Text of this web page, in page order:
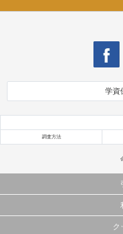
学資
調査方法
当サイトで公開されている情報（文
これらの情報を権利者の許可なく無
当サイトに掲載している内容はすべク